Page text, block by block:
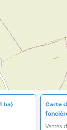
ha)
Carte
Ventes